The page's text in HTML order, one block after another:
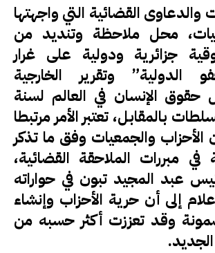
والدعاوى القضائية التي واجهتها
محل ملاحظة وتنديد من
جزائرية ودولية على غرار
الدولية” وتقرير الخارجية
حقوق الإنسان في العالم لسنة
بالمقابل، تعتبر الأمر مرتبطا
الأحزاب والجمعيات وفق ما تذكر
في مبررات الملاحقة القضائية،
عبد المجيد تبون في حواراته
إلى أن حرية الأحزاب وإنشاء
وقد تعززت أكثر حسبه من